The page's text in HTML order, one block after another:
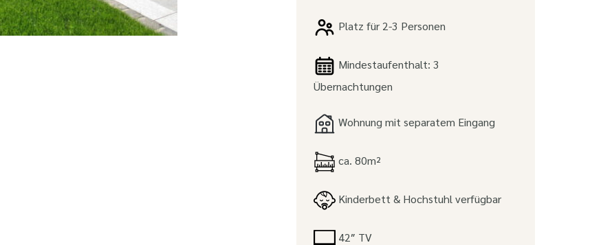
Platz für 2-3 Personen
Mindestaufenthalt: 3
Übernachtungen
Wohnung mit separatem Eingang
ca. 80m²
Kinderbett & Hochstuhl verfügbar
42″ TV